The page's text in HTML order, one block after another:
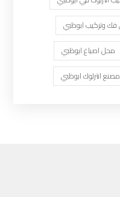
وتركيب ابوظبي
محل اصباغ ابوظبي
مصنع انترلوك ابوظبي